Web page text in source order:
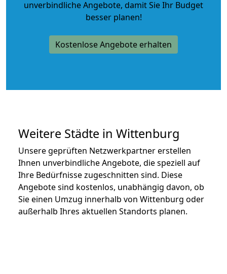
unverbindliche Angebote, damit Sie Ihr Budget
besser planen!
Kostenlose Angebote erhalten
Weitere Städte in Wittenburg
Unsere geprüften Netzwerkpartner erstellen
Ihnen unverbindliche Angebote, die speziell auf
Ihre Bedürfnisse zugeschnitten sind. Diese
Angebote sind kostenlos, unabhängig davon, ob
Sie einen Umzug innerhalb von Wittenburg oder
außerhalb Ihres aktuellen Standorts planen.